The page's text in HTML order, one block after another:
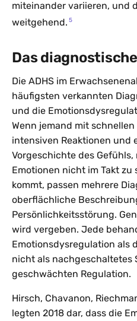
miteinander variieren, und
weitgehend. 5
Das
Die ADHS im
häufigsten verkannten
und die
Wenn jemand mit
intensiven Reaktionen und
Vorgeschichte des
Emotionen nicht im Takt zu
kommt, passen mehrere
oberflächliche
Persönlichkeitsstörung.
wird vergeben. Jede
Emotionsdysregulation als
nicht als nachgeschaltetes
geschwächten Regulation.
Hirsch, Chavanon,
legten 2018 dar, dass die